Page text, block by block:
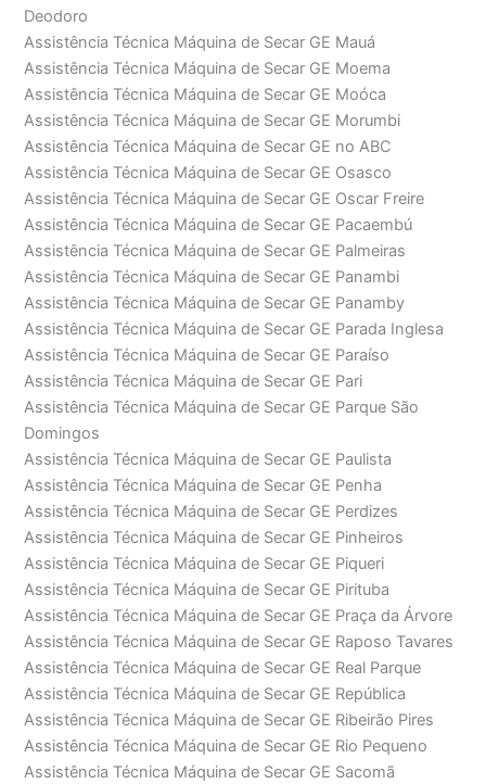
Deodoro
Assistência Técnica Máquina de Secar GE Mauá
Assistência Técnica Máquina de Secar GE Moema
Assistência Técnica Máquina de Secar GE Moóca
Assistência Técnica Máquina de Secar GE Morumbi
Assistência Técnica Máquina de Secar GE no ABC
Assistência Técnica Máquina de Secar GE Osasco
Assistência Técnica Máquina de Secar GE Oscar Freire
Assistência Técnica Máquina de Secar GE Pacaembú
Assistência Técnica Máquina de Secar GE Palmeiras
Assistência Técnica Máquina de Secar GE Panambi
Assistência Técnica Máquina de Secar GE Panamby
Assistência Técnica Máquina de Secar GE Parada Inglesa
Assistência Técnica Máquina de Secar GE Paraíso
Assistência Técnica Máquina de Secar GE Pari
Assistência Técnica Máquina de Secar GE Parque São
Domingos
Assistência Técnica Máquina de Secar GE Paulista
Assistência Técnica Máquina de Secar GE Penha
Assistência Técnica Máquina de Secar GE Perdizes
Assistência Técnica Máquina de Secar GE Pinheiros
Assistência Técnica Máquina de Secar GE Piqueri
Assistência Técnica Máquina de Secar GE Pirituba
Assistência Técnica Máquina de Secar GE Praça da Árvore
Assistência Técnica Máquina de Secar GE Raposo Tavares
Assistência Técnica Máquina de Secar GE Real Parque
Assistência Técnica Máquina de Secar GE República
Assistência Técnica Máquina de Secar GE Ribeirão Pires
Assistência Técnica Máquina de Secar GE Rio Pequeno
Assistência Técnica Máquina de Secar GE Sacomã